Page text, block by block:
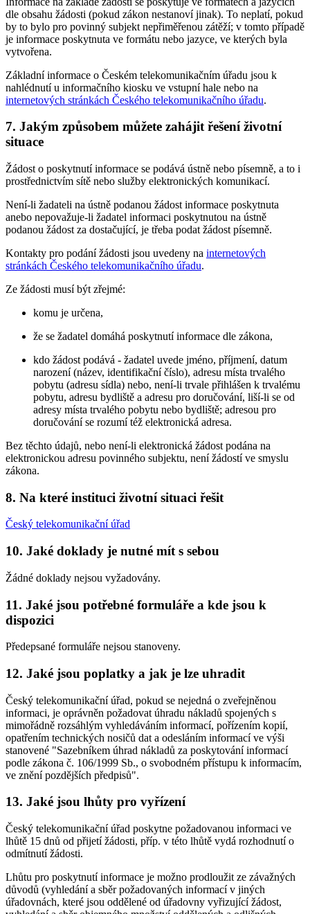
dle obsahu žádosti (pokud zákon nestanoví jinak). To neplatí, pokud
by to bylo pro povinný subjekt nepřiměřenou zátěží; v tomto případě
je informace poskytnuta ve formátu nebo jazyce, ve kterých byla
vytvořena.
Základní informace o Českém telekomunikačním úřadu jsou k
nahlédnutí u informačního kiosku ve vstupní hale nebo na
internetových stránkách Českého telekomunikačního úřadu.
7. Jakým způsobem můžete zahájit řešení životní
situace
Žádost o poskytnutí informace se podává ústně nebo písemně, a to i
prostřednictvím sítě nebo služby elektronických komunikací.
Není-li žadateli na ústně podanou žádost informace poskytnuta
anebo nepovažuje-li žadatel informaci poskytnutou na ústně
podanou žádost za dostačující, je třeba podat žádost písemně.
Kontakty pro podání žádosti jsou uvedeny na internetových
stránkách Českého telekomunikačního úřadu.
Ze žádosti musí být zřejmé:
komu je určena,
že se žadatel domáhá poskytnutí informace dle zákona,
kdo žádost podává - žadatel uvede jméno, příjmení, datum
narození (název, identifikační číslo), adresu místa trvalého
pobytu (adresu sídla) nebo, není-li trvale přihlášen k trvalému
pobytu, adresu bydliště a adresu pro doručování, liší-li se od
adresy místa trvalého pobytu nebo bydliště; adresou pro
doručování se rozumí též elektronická adresa.
Bez těchto údajů, nebo není-li elektronická žádost podána na
elektronickou adresu povinného subjektu, není žádostí ve smyslu
zákona.
8. Na které instituci životní situaci řešit
Český telekomunikační úřad
10. Jaké doklady je nutné mít s sebou
Žádné doklady nejsou vyžadovány.
11. Jaké jsou potřebné formuláře a kde jsou k
dispozici
Předepsané formuláře nejsou stanoveny.
12. Jaké jsou poplatky a jak je lze uhradit
Český telekomunikační úřad, pokud se nejedná o zveřejněnou
informaci, je oprávněn požadovat úhradu nákladů spojených s
mimořádně rozsáhlým vyhledáváním informací, pořízením kopií,
opatřením technických nosičů dat a odesláním informací ve výši
stanovené "Sazebníkem úhrad nákladů za poskytování informací
podle zákona č. 106/1999 Sb., o svobodném přístupu k informacím,
ve znění pozdějších předpisů".
13. Jaké jsou lhůty pro vyřízení
Český telekomunikační úřad poskytne požadovanou informaci ve
lhůtě 15 dnů od přijetí žádosti, příp. v této lhůtě vydá rozhodnutí o
odmítnutí žádosti.
Lhůtu pro poskytnutí informace je možno prodloužit ze závažných
důvodů (vyhledání a sběr požadovaných informací v jiných
úřadovnách, které jsou oddělené od úřadovny vyřizující žádost,